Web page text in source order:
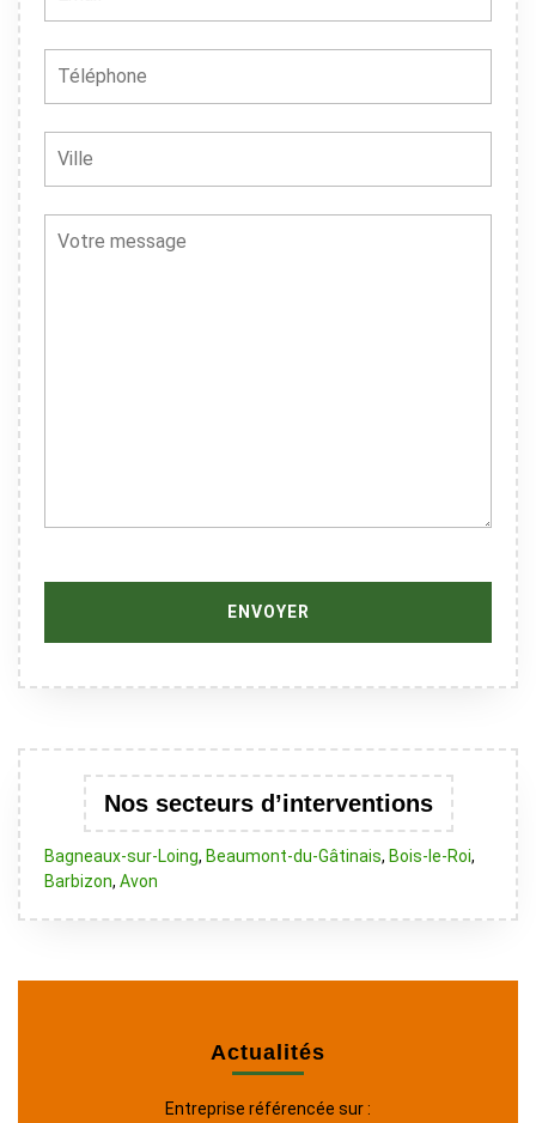
Nos secteurs d’interventions
Bagneaux-sur-Loing, Beaumont-du-Gâtinais, Bois-le-Roi,
Barbizon, Avon
Actualités
Entreprise référencée sur :